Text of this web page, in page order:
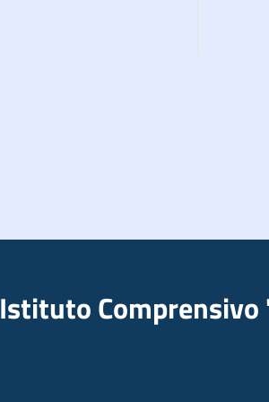
Istituto